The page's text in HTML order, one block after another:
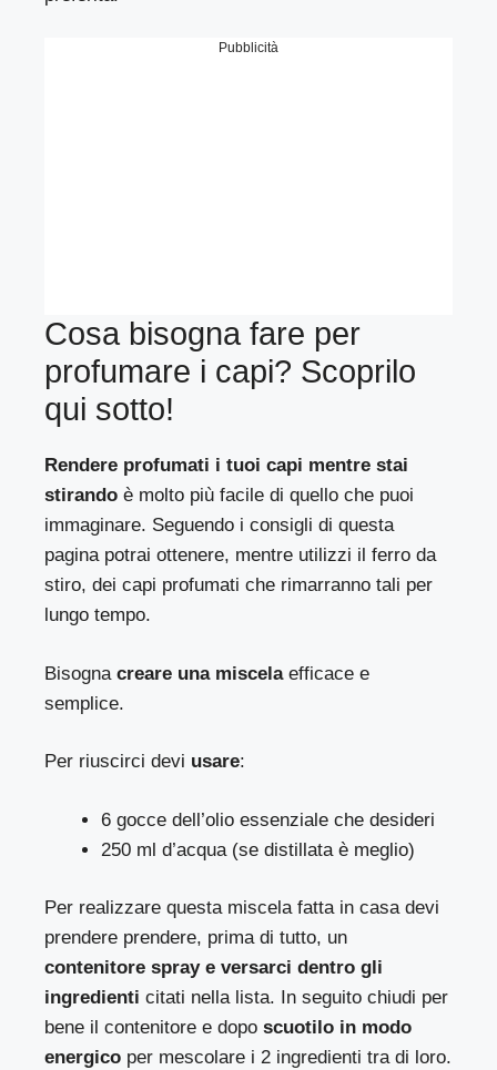
Pubblicità
Cosa bisogna fare per
profumare i capi? Scoprilo
qui sotto!
Rendere profumati i tuoi capi mentre stai
stirando è molto più facile di quello che puoi
immaginare. Seguendo i consigli di questa
pagina potrai ottenere, mentre utilizzi il ferro da
stiro, dei capi profumati che rimarranno tali per
lungo tempo.
Bisogna creare una miscelaefficace e
semplice.
Per riuscirci devi usare:
6 gocce dell’olio essenziale che desideri
250 ml d’acqua (se distillata è meglio)
Per realizzare questa miscela fatta in casa devi
prendere prendere, prima di tutto, un
contenitore spray e versarci dentro gli
ingredienti citati nella lista. In seguito chiudi per
bene il contenitore e dopo scuotilo in modo
energico per mescolare i 2 ingredienti tra di loro.